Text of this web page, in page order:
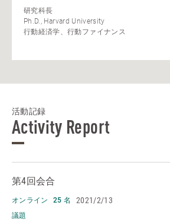
研究科長
Ph.D., Harvard University
行動経済学、行動ファイナンス
活動記録
Activity Report
第4回会合
オンライン 25 名 2021/2/13
議題